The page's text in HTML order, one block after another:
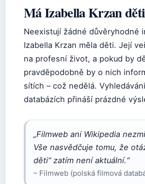
Má Izabella Krzan
Neexistují žádné důvěryhodné
Izabella Krzan měla děti. Její
na profesní život, a pokud by
pravděpodobně by o nich
sítích – což nedělá.
databázích přináší prázdné
„Filmweb ani Wikipedia
Vše nasvědčuje tomu, že
děti“ zatím není aktuální.“
– Filmweb (polská filmová